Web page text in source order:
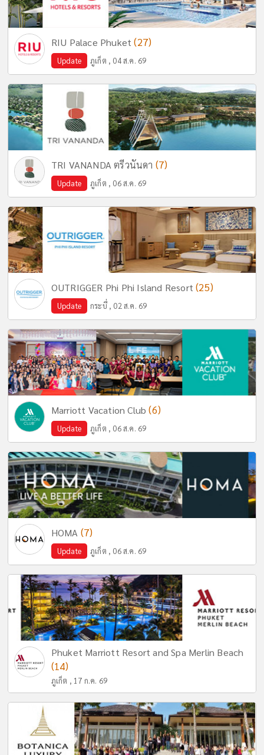
RIU Palace Phuket(27)
Update ภูเก็ต , 04 ส.ค. 69
TRI VANANDA ตรีวนันดา (7)
Update ภูเก็ต , 06 ส.ค. 69
OUTRIGGER Phi Phi Island Resort(25)
Update กระบี่ , 02 ส.ค. 69
Marriott Vacation Club(6)
Update ภูเก็ต , 06 ส.ค. 69
HOMA (7)
Update ภูเก็ต , 06 ส.ค. 69
Phuket Marriott Resort and Spa Merlin Beach
(14)
ภูเก็ต , 17 ก.ค. 69